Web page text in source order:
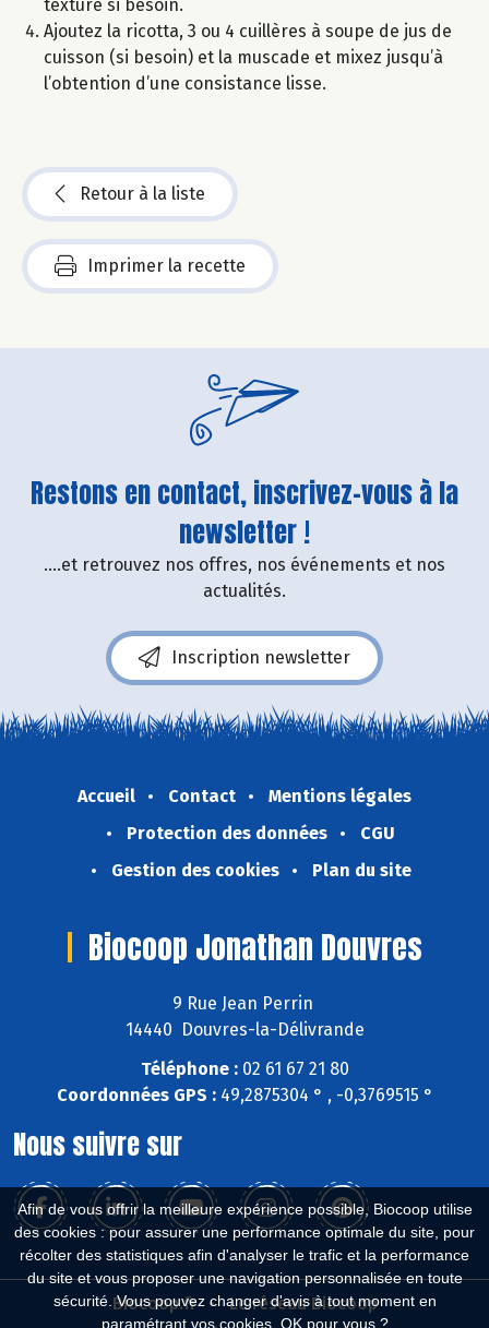
Afin de vous offrir la meilleure expérience possible, Biocoop utilise
des cookies : pour assurer une performance optimale du site, pour
récolter des statistiques afin d'analyser le trafic et la performance
du site et vous proposer une navigation personnalisée en toute
sécurité. Vous pouvez changer d'avis à tout moment en
paramétrant vos cookies. OK pour vous ?
texture si besoin.
Ajoutez la ricotta, 3 ou 4 cuillères à soupe de jus de
cuisson (si besoin) et la muscade et mixez jusqu’à
l’obtention d’une consistance lisse.
Retour à la liste
Imprimer la recette
Restons en contact, inscrivez-vous à la
newsletter !
....et retrouvez nos offres, nos événements et nos
actualités.
Inscription newsletter
Accueil Contact
Mentions légales
Protection des données
CGU
Gestion des cookies
Plan du site
Biocoop Jonathan Douvres
9 Rue Jean Perrin
14440 Douvres-la-Délivrande
Téléphone :02 61 67 21 80
Coordonnées GPS :49,2875304 ° , -0,3769515 °
Nous suivre sur
Biocoop.fr
Le réseau Biocoop